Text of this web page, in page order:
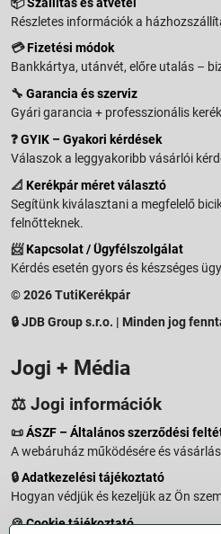
Részletes információk a
💳Fizetési módok
Bankkártya, utánvét, előre utalás –
🔧 Garancia és szerviz
Gyári garancia + professzionális
❓GYIK – Gyakori kérdések
Válaszok a leggyakoribb vásárlói
📐 Kerékpár méret választó
Segítünk kiválasztani a megfelelő
felnőtteknek.
📨Kapcsolat / Ügyfélszolgálat
Kérdés esetén gyors és készséges
© 2026 TutiKerékpár
🔒 JDB Group s.r.o. | Minden jog
Jogi + Média
⚖️ Jogi információk
📜ÁSZF – Általános szerződési
A webáruház működésére és
🔒Adatkezelési tájékoztató
Hogyan védjük és kezeljük az Ön
🍪Cookie tájékoztató